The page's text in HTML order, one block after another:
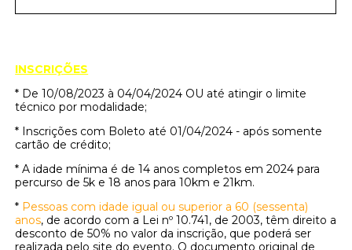
INSCRIÇÕES
* De 10/08/2023 à 04/04/2024 OU até atingir o limite
técnico por modalidade;
* Inscrições com Boleto até 01/04/2024 - após somente
cartão de crédito;
* A idade mínima é de 14 anos completos em 2024 para
percurso de 5k e 18 anos para 10km e 21km.
* Pessoas com idade igual ou superior a 60 (sessenta)
anos, de acordo com a Lei nº 10.741, de 2003, têm direito a
desconto de 50% no valor da inscrição, que poderá ser
realizada pelo site do evento. O documento original de